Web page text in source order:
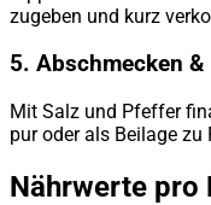
zugeben und kurz
5. Abschmecken
Mit Salz und Pfeffer
pur oder als Beilage zu
Nährwerte pro